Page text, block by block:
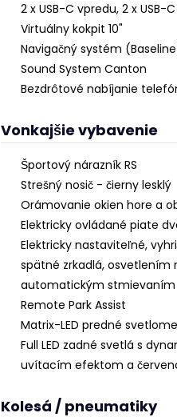
2 x USB-C vpredu, 2 x USB-
Virtuálny kokpit 10"
Navigačný systém
Sound System Canton
Bezdrôtové nabíjanie
Vonkajšie vybavenie
Športový nárazník RS
Strešný nosič - čierny lesklý
Orámovanie okien hore a
Elektricky ovládané piate
Elektricky nastaviteľné,
spätné zrkadlá, osvetlením
automatickým stmievaním
Remote Park Assist
Matrix-LED predné
Full LED zadné svetlá s
uvítacím efektom a
Kolesá / pneumatiky